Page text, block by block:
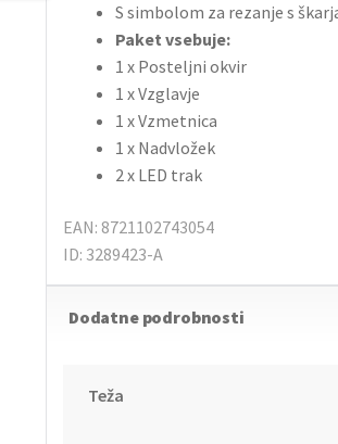
S simbolom za rezanje s
Paket vsebuje:
1 x Posteljni okvir
1 x Vzglavje
1 x Vzmetnica
1 x Nadvložek
2 x LED trak
EAN: 8721102743054
ID: 3289423-A
Dodatne podrobnosti
Teža